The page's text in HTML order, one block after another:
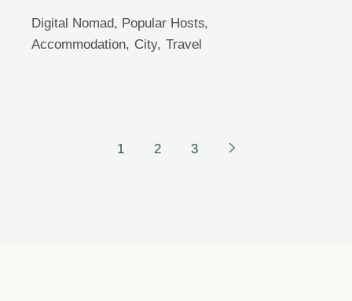
Digital Nomad, Popular Hosts
Accommodation
City Travel
Пагинация
1 2 3